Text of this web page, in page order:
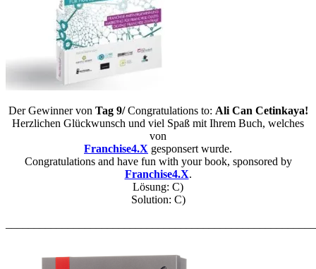
Der Gewinner von Tag 9/Congratulations to: Ali Can Cetinkaya!
Herzlichen Glückwunsch und viel Spaß mit Ihrem Buch, welches
von
Franchise4.X gesponsert wurde.
Congratulations and have fun with your book, sponsored by
Franchise4.X.
Lösung: C)
Solution: C)